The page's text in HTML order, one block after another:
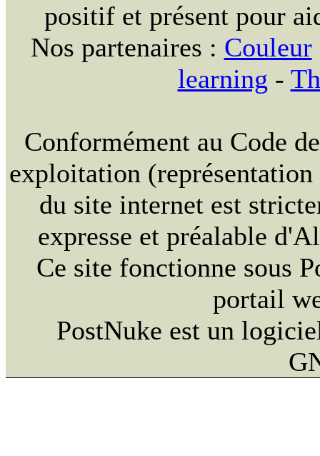
positif et présent pour
Nos partenaires : Couleur
learning -
Conformément au Code
exploitation
du site internet est
expresse et préalable
Ce site fonctionne sous
portail
PostNuke est un